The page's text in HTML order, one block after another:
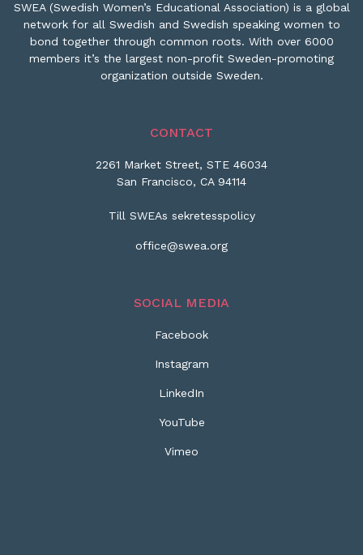
SWEA (Swedish Women’s Educational Association) is a global
network for all Swedish and Swedish speaking women to
bond together through common roots. With over 6000
members it’s the largest non-profit Sweden-promoting
organization outside Sweden.
CONTACT
2261 Market Street, STE 46034
San Francisco, CA 94114
Till SWEAs sekretesspolicy
office@swea.org
SOCIAL MEDIA
Facebook
Instagram
LinkedIn
YouTube
Vimeo